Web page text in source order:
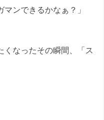
マンできるかなぁ？」
くなったその瞬間、「ス